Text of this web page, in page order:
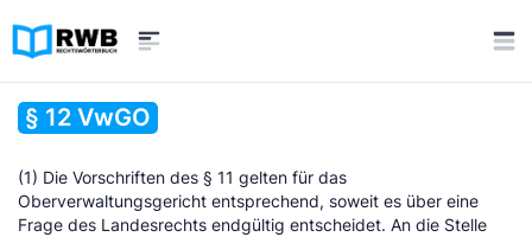
§ 12 VwGO
(1) Die Vorschriften des § 11 gelten für das
Oberverwaltungsgericht entsprechend, soweit es über eine
Frage des Landesrechts endgültig entscheidet. An die Stelle